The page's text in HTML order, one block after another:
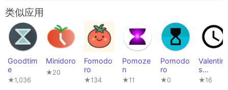
类似应用
Goodtim
e
★1,036
Minidoro
★20
Fomodo
ro
★134
Pomoze
n
★11
Pomodo
ro
★0
Valentin'
s
PowerTo
★16